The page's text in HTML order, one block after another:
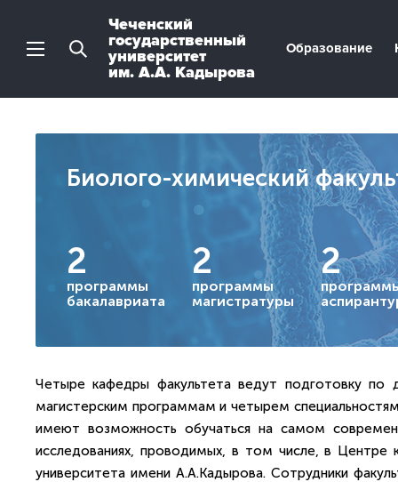
Чеченский
государственный
университет
им. А.А. Кадырова
Образование
Биолого-химический
2
программы
бакалавриата
2
программы
магистратуры
2
Четыре кафедры факультета ведут подготовку по
магистерским программам и четырем
имеют возможность обучаться на самом
исследованиях, проводимых, в том числе, в Центре
университета имени А.А.Кадырова. Сотрудники